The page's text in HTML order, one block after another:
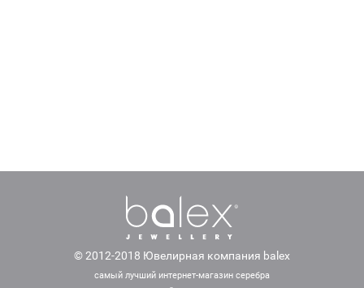
© 2012-2018 Ювелирная компания balex
самый лучший интернет-магазин серебра